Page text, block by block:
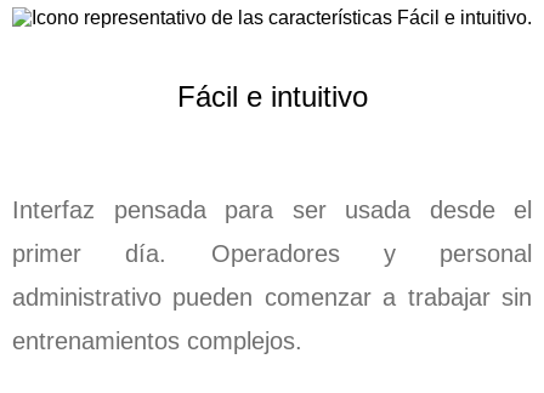
Fácil e intuitivo
Interfaz pensada para ser usada desde el
primer día. Operadores y personal
administrativo pueden comenzar a trabajar sin
entrenamientos complejos.